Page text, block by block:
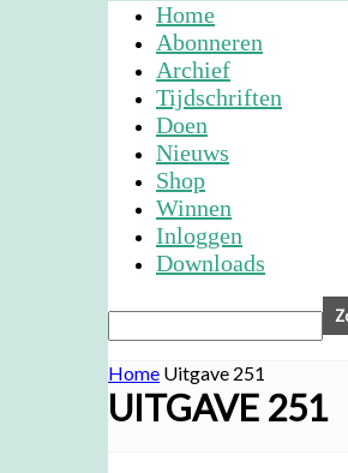
Home
Abonneren
Archief
Tijdschriften
Doen
Nieuws
Shop
Winnen
Inloggen
Downloads
Home Uitgave 251
UITGAVE 251